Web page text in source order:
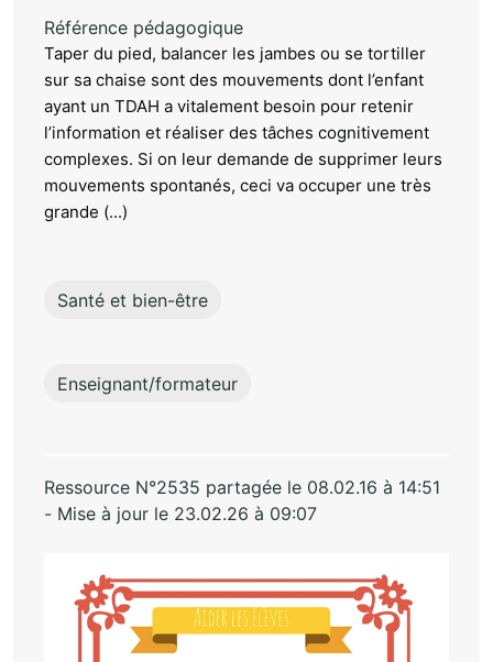
Référence pédagogique
Taper du pied, balancer les jambes ou se tortiller
sur sa chaise sont des mouvements dont l’enfant
ayant un TDAH a vitalement besoin pour retenir
l’information et réaliser des tâches cognitivement
complexes. Si on leur demande de supprimer leurs
mouvements spontanés, ceci va occuper une très
grande (...)
Santé et bien-être
Enseignant/formateur
Ressource N°2535 partagée le 08.02.16 à 14:51
- Mise à jour le 23.02.26 à 09:07